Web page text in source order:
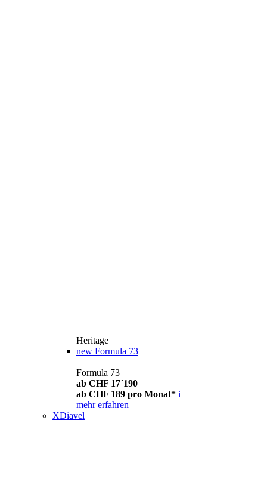
Heritage
new Formula 73
Formula 73
ab CHF 17´190
ab CHF 189 pro Monat* i
mehr erfahren
XDiavel